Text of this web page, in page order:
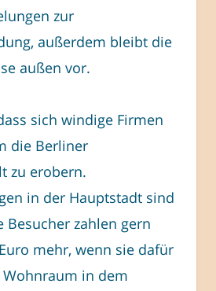
zur
außerdem bleibt die
außen vor.
sich windige Firmen
die Berliner
zu erobern.
in der Hauptstadt sind
Besucher zahlen gern
mehr, wenn sie dafür
in dem